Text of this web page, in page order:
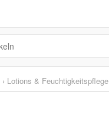
› Lotions & Feuchtigkeitspflege